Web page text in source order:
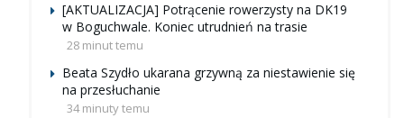
[AKTUALIZACJA] Potrącenie rowerzysty na DK19
w Boguchwale. Koniec utrudnień na trasie
28 minut temu
Beata Szydło ukarana grzywną za niestawienie się
na przesłuchanie
34 minuty temu